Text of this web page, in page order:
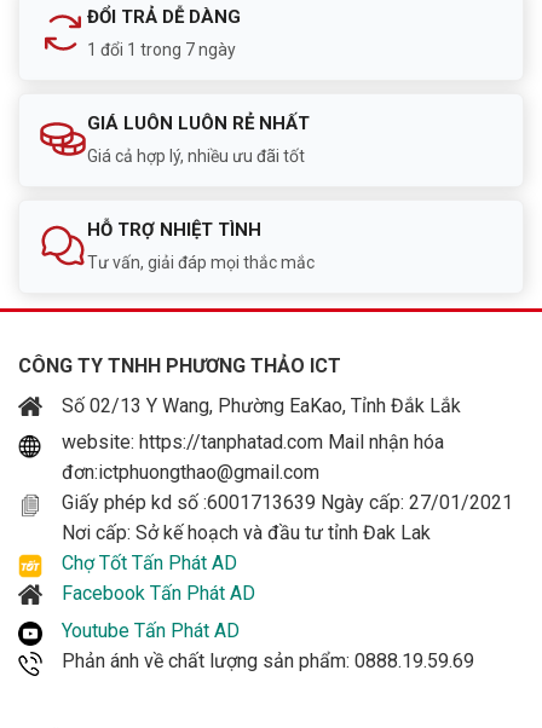
ĐỔI TRẢ DỄ DÀNG
1 đổi 1 trong 7 ngày
GIÁ LUÔN LUÔN RẺ NHẤT
Giá cả hợp lý, nhiều ưu đãi tốt
HỖ TRỢ NHIỆT TÌNH
Tư vấn, giải đáp mọi thắc mắc
CÔNG TY TNHH PHƯƠNG THẢO ICT
Số 02/13 Y Wang, Phường EaKao, Tỉnh Đắk Lắk
website: https://tanphatad.com Mail nhận hóa
đơn:ictphuongthao@gmail.com
Giấy phép kd số :6001713639 Ngày cấp: 27/01/2021
Nơi cấp: Sở kế hoạch và đầu tư tỉnh Đak Lak
Chợ Tốt Tấn Phát AD
Facebook Tấn Phát AD
Youtube Tấn Phát AD
Phản ánh về chất lượng sản phẩm: 0888.19.59.69